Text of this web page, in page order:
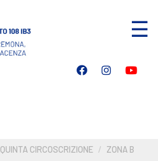
☰
QUINTA CIRCOSCRIZIONE
ZONA B